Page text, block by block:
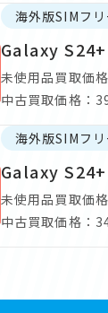
海外版SIMフリ
Galaxy
未使用品買取価格
中古買取価格：
海外版SIMフリ
Galaxy
未使用品買取価
中古買取価格：